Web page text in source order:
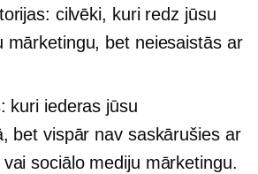
cilvēki, kuri redz jūsu
mārketingu, bet neiesaistās ar
kuri iederas jūsu
bet vispār nav saskārušies ar
sociālo mediju mārketingu.